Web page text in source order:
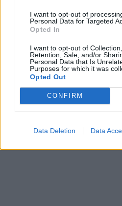
I want to opt-out of
Personal Data for Targeted
Opted In
I want to opt-out of
Retention, Sale, and/or
Personal Data that Is
Purposes for which it was
Opted Out
CONFIRM
Data Deletion Data